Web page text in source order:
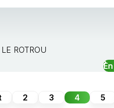
ROTROU
2 3 4 5